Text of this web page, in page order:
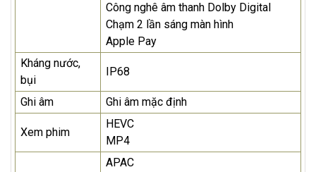
Công nghê âm thanh Dolby Digital
Chạm 2 lần sáng màn hình
Apple Pay
Kháng nước,
bụi
IP68
Ghi âm Ghi âm mặc định
Xem phim
HEVC
MP4
APAC